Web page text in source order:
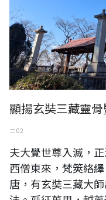
顯揚玄奘三藏靈
二 02
夫大覺世尊入滅，
西僧東來，梵筴絡
唐，有玄奘三藏大